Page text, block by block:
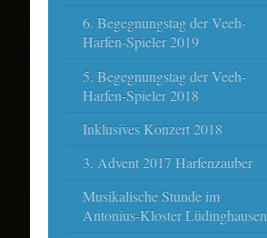
6. Begegnungstag der Veeh-
Harfen-Spieler 2019
5. Begegnungstag der Veeh-
Harfen-Spieler 2018
Inklusives Konzert 2018
3. Advent 2017 Harfenzauber
Musikalische Stunde im
Antonius-Kloster Lüdinghausen